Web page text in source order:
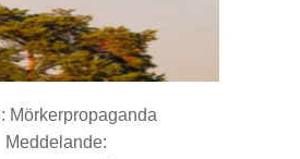
Mörkerpropaganda
Meddelande: